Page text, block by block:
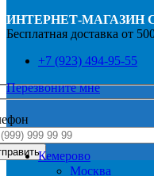
ИНТЕРНЕТ-МАГАЗИН
Бесплатная доставка от
+7 (923) 494-95-55
Перезвоните мне
Кемерово
Москва